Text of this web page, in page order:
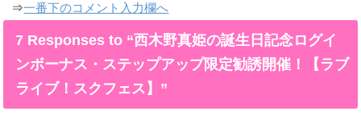
⇒一番下のコメント入力欄へ
7 Responses to “西木野真姫の誕生日記念ログイ
ンボーナス・ステップアップ限定勧誘開催！【ラブ
ライブ！スクフェス】”